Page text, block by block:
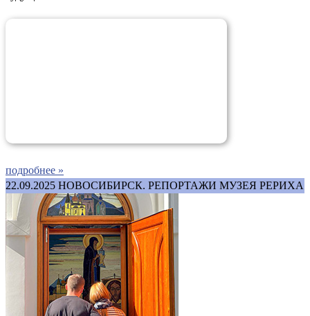
подробнее »
22.09.2025 НОВОСИБИРСК. РЕПОРТАЖИ МУЗЕЯ РЕРИХА